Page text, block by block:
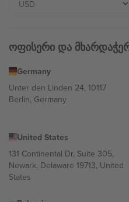
ოფისერი და
Germany
Unter den Linden 24, 10117
Berlin, Germany
United States
131 Continental Dr, Suite 305,
Newark, Delaware 19713, United
States